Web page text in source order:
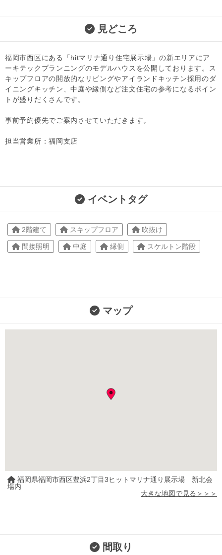
見どころ
福岡市西区にある「hitマリナ通り住宅展示場」の新エリアにア
ーキテックプランニングのモデルハウスを公開しております。ス
キップフロアの開放的なリビングやアイランドキッチン採用のダ
イニングキッチン、中庭や縁側など注文住宅の参考になるポイン
トが盛りだくさんです。
事前予約優先でご案内させていただきます。
担当営業所：福岡支店
イベントタグ
2階建て スキップフロア 吹抜け
間接照明 中庭 縁側 スケルトン階段
マップ
福岡県福岡市西区豊浜2丁目3ヒットマリナ通り展示場 新北会
場内
大きな地図で見る＞＞＞
間取り